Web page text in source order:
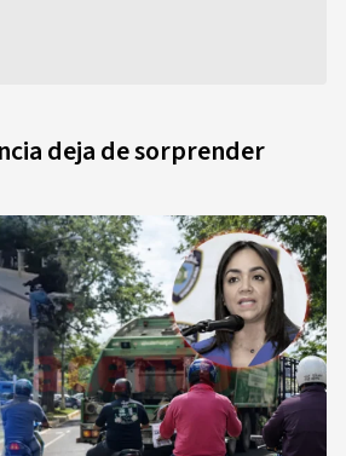
deja de sorprender